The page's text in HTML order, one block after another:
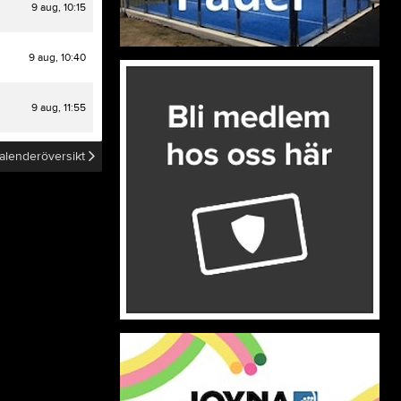
Ledarkit
Säker & Trygg
Utmärkelser i TIF
Gymnastik & Hälsa
Isbana & Motionssp
Anläggningssektion
Padel
9 aug, 10:15
9 aug, 10:40
9 aug, 11:55